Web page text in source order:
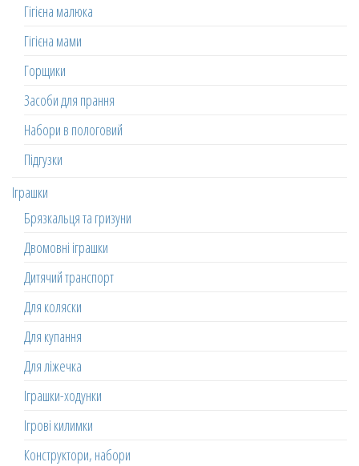
Гігієна малюка
Гігієна мами
Горщики
Засоби для прання
Набори в пологовий
Підгузки
Іграшки
Брязкальця та гризуни
Двомовні іграшки
Дитячий транспорт
Для коляски
Для купання
Для ліжечка
Іграшки-ходунки
Ігрові килимки
Конструктори, набори